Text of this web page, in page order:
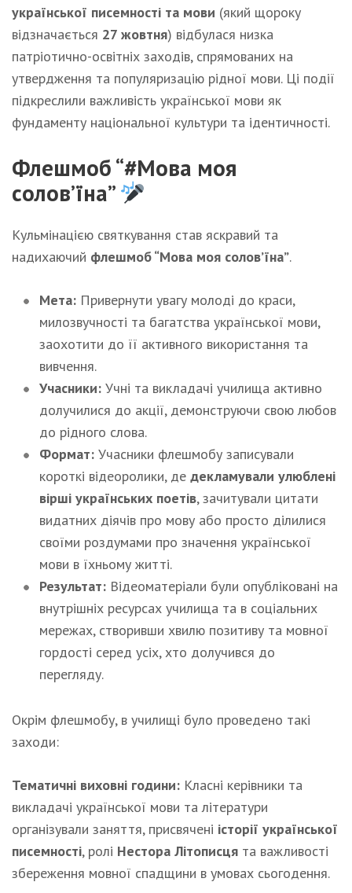
української писемності та мови (який щороку
відзначається 27 жовтня) відбулася низка
патріотично-освітніх заходів, спрямованих на
утвердження та популяризацію рідної мови. Ці події
підкреслили важливість української мови як
фундаменту національної культури та ідентичності.
Флешмоб “#Мова моя
солов’їна”
Кульмінацією святкування став яскравий та
надихаючий флешмоб “Мова моя солов’їна”.
Мета: Привернути увагу молоді до краси,
милозвучності та багатства української мови,
заохотити до її активного використання та
вивчення.
Учасники: Учні та викладачі училища активно
долучилися до акції, демонструючи свою любов
до рідного слова.
Формат: Учасники флешмобу записували
короткі відеоролики, де декламували улюблені
вірші українських поетів, зачитували цитати
видатних діячів про мову або просто ділилися
своїми роздумами про значення української
мови в їхньому житті.
Результат: Відеоматеріали були опубліковані на
внутрішніх ресурсах училища та в соціальних
мережах, створивши хвилю позитиву та мовної
гордості серед усіх, хто долучився до
перегляду.
Окрім флешмобу, в училищі було проведено такі
заходи:
Тематичні виховні години: Класні керівники та
викладачі української мови та літератури
організували заняття, присвячені історії української
писемності, ролі Нестора Літописця та важливості
збереження мовної спадщини в умовах сьогодення.